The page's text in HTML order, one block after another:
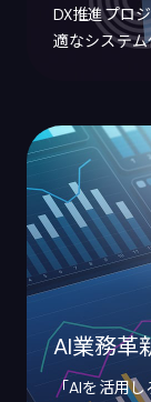
DX推進プロ
適なシステム
AI業務革
「AIを活用